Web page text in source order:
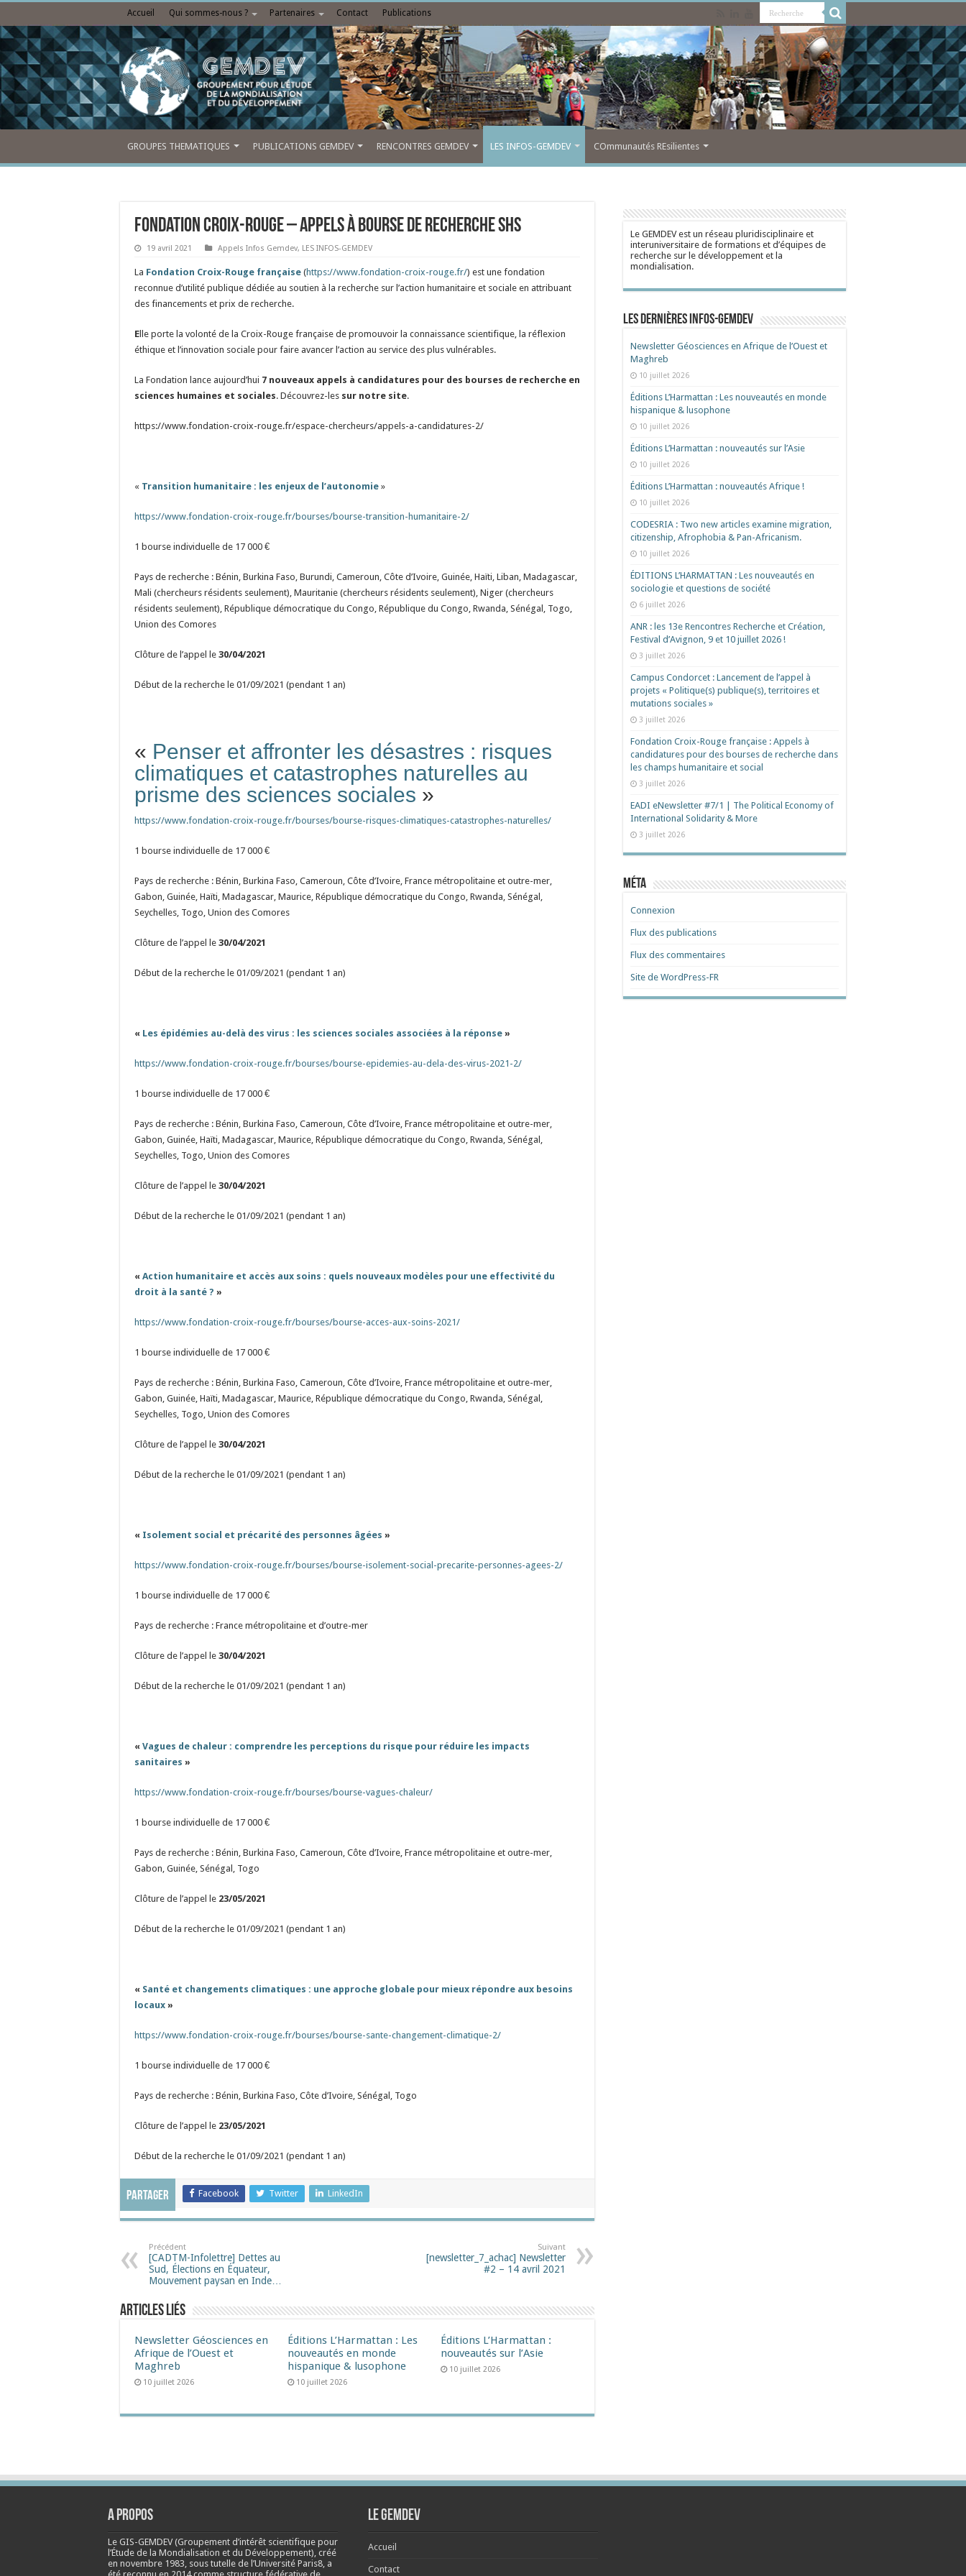
Accueil Qui sommes-nous ? Partenaires Contact Publications
GROUPES THEMATIQUES PUBLICATIONS GEMDEV RENCONTRES GEMDEV LES INFOS-GEMDEV COmmunautés REsilientes
Fondation Croix-Rouge – Appels à bourse de recherche SHS
19 avril 2021 Appels Infos Gemdev, LES INFOS-GEMDEV
La Fondation Croix-Rouge française (https://www.fondation-croix-rouge.fr/) est une fondation
reconnue d’utilité publique dédiée au soutien à la recherche sur l’action humanitaire et sociale en attribuant
des financements et prix de recherche.
E lle porte la volonté de la Croix-Rouge française de promouvoir la connaissance scientifique, la réflexion
éthique et l’innovation sociale pour faire avancer l’action au service des plus vulnérables.
La Fondation lance aujourd’hui 7 nouveaux appels à candidatures pour des bourses de recherche en
sciences humaines et sociales. Découvrez-les sur notre site.
https://www.fondation-croix-rouge.fr/espace-chercheurs/appels-a-candidatures-2/
« Transition humanitaire : les enjeux de l’autonomie »
https://www.fondation-croix-rouge.fr/bourses/bourse-transition-humanitaire-2/
1 bourse individuelle de 17 000 €
Pays de recherche : Bénin, Burkina Faso, Burundi, Cameroun, Côte d’Ivoire, Guinée, Haïti, Liban, Madagascar,
Mali (chercheurs résidents seulement), Mauritanie (chercheurs résidents seulement), Niger (chercheurs
résidents seulement), République démocratique du Congo, République du Congo, Rwanda, Sénégal, Togo,
Union des Comores
Clôture de l’appel le 30/04/2021
Début de la recherche le 01/09/2021 (pendant 1 an)
« Penser et affronter les désastres : risques
climatiques et catastrophes naturelles au
prisme des sciences sociales »
https://www.fondation-croix-rouge.fr/bourses/bourse-risques-climatiques-catastrophes-naturelles/
1 bourse individuelle de 17 000 €
Pays de recherche : Bénin, Burkina Faso, Cameroun, Côte d’Ivoire, France métropolitaine et outre-mer,
Gabon, Guinée, Haïti, Madagascar, Maurice, République démocratique du Congo, Rwanda, Sénégal,
Seychelles, Togo, Union des Comores
Clôture de l’appel le 30/04/2021
Début de la recherche le 01/09/2021 (pendant 1 an)
« Les épidémies au-delà des virus : les sciences sociales associées à la réponse »
https://www.fondation-croix-rouge.fr/bourses/bourse-epidemies-au-dela-des-virus-2021-2/
1 bourse individuelle de 17 000 €
Pays de recherche : Bénin, Burkina Faso, Cameroun, Côte d’Ivoire, France métropolitaine et outre-mer,
Gabon, Guinée, Haïti, Madagascar, Maurice, République démocratique du Congo, Rwanda, Sénégal,
Seychelles, Togo, Union des Comores
Clôture de l’appel le 30/04/2021
Début de la recherche le 01/09/2021 (pendant 1 an)
« Action humanitaire et accès aux soins : quels nouveaux modèles pour une effectivité du
droit à la santé ? »
https://www.fondation-croix-rouge.fr/bourses/bourse-acces-aux-soins-2021/
1 bourse individuelle de 17 000 €
Pays de recherche : Bénin, Burkina Faso, Cameroun, Côte d’Ivoire, France métropolitaine et outre-mer,
Gabon, Guinée, Haïti, Madagascar, Maurice, République démocratique du Congo, Rwanda, Sénégal,
Seychelles, Togo, Union des Comores
Clôture de l’appel le 30/04/2021
Début de la recherche le 01/09/2021 (pendant 1 an)
« Isolement social et précarité des personnes âgées »
https://www.fondation-croix-rouge.fr/bourses/bourse-isolement-social-precarite-personnes-agees-2/
1 bourse individuelle de 17 000 €
Pays de recherche : France métropolitaine et d’outre-mer
Clôture de l’appel le 30/04/2021
Début de la recherche le 01/09/2021 (pendant 1 an)
« Vagues de chaleur : comprendre les perceptions du risque pour réduire les impacts
sanitaires »
https://www.fondation-croix-rouge.fr/bourses/bourse-vagues-chaleur/
1 bourse individuelle de 17 000 €
Pays de recherche : Bénin, Burkina Faso, Cameroun, Côte d’Ivoire, France métropolitaine et outre-mer,
Gabon, Guinée, Sénégal, Togo
Clôture de l’appel le 23/05/2021
Début de la recherche le 01/09/2021 (pendant 1 an)
« Santé et changements climatiques : une approche globale pour mieux répondre aux besoins
locaux »
https://www.fondation-croix-rouge.fr/bourses/bourse-sante-changement-climatique-2/
1 bourse individuelle de 17 000 €
Pays de recherche : Bénin, Burkina Faso, Côte d’Ivoire, Sénégal, Togo
Clôture de l’appel le 23/05/2021
Début de la recherche le 01/09/2021 (pendant 1 an)
Partager Facebook Twitter LinkedIn
Précédent
[CADTM-Infolettre] Dettes au
Sud, Élections en Équateur,
Mouvement paysan en Inde…
Suivant
[newsletter_7_achac] Newsletter
#2 – 14 avril 2021
Articles liés
Newsletter Géosciences en
Afrique de l’Ouest et
Maghreb
10 juillet 2026
Éditions L’Harmattan : Les
nouveautés en monde
hispanique & lusophone
10 juillet 2026
Éditions L’Harmattan :
nouveautés sur l’Asie
10 juillet 2026
Le GEMDEV est un réseau pluridisciplinaire et
interuniversitaire de formations et d’équipes de
recherche sur le développement et la
mondialisation.
Les dernières Infos-Gemdev
Newsletter Géosciences en Afrique de l’Ouest et
Maghreb
10 juillet 2026
Éditions L’Harmattan : Les nouveautés en monde
hispanique & lusophone
10 juillet 2026
Éditions L’Harmattan : nouveautés sur l’Asie
10 juillet 2026
Éditions L’Harmattan : nouveautés Afrique !​
10 juillet 2026
CODESRIA : Two new articles examine migration,
citizenship, Afrophobia & Pan-Africanism.
10 juillet 2026
ÉDITIONS L’HARMATTAN : Les nouveautés en
sociologie et questions de société
6 juillet 2026
ANR : les 13e Rencontres Recherche et Création,
Festival d’Avignon, 9 et 10 juillet 2026 !
3 juillet 2026
Campus Condorcet : Lancement de l’appel à
projets « Politique(s) publique(s), territoires et
mutations sociales »
3 juillet 2026
Fondation Croix-Rouge française : Appels à
candidatures pour des bourses de recherche dans
les champs humanitaire et social
3 juillet 2026
EADI eNewsletter #7/1 | The Political Economy of
International Solidarity & More
3 juillet 2026
Méta
Connexion
Flux des publications
Flux des commentaires
Site de WordPress-FR
A propos
Le GIS-GEMDEV (Groupement d’intérêt scientifique pour
l’Étude de la Mondialisation et du Développement), créé
en novembre 1983, sous tutelle de l’Université Paris8, a
Le Gemdev
Accueil
Contact